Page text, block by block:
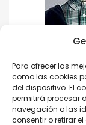
Para ofrecer las
como las cookies
del dispositivo. El
permitirá procesar
navegación o las
consentir o retirar